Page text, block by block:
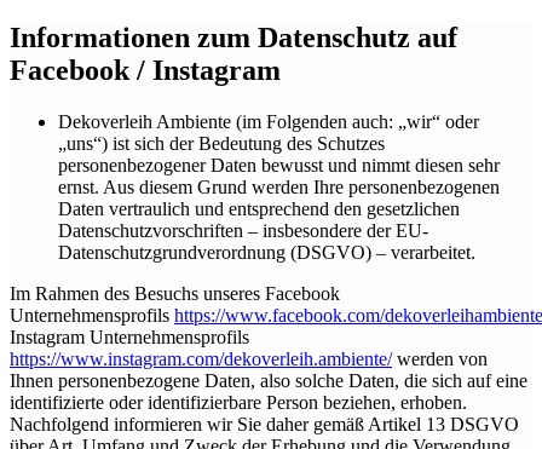
Informationen zum Datenschutz auf
Facebook / Instagram
Dekoverleih Ambiente (im Folgenden auch: „wir“ oder
„uns“) ist sich der Bedeutung des Schutzes
personenbezogener Daten bewusst und nimmt diesen sehr
ernst. Aus diesem Grund werden Ihre personenbezogenen
Daten vertraulich und entsprechend den gesetzlichen
Datenschutzvorschriften – insbesondere der EU-
Datenschutzgrundverordnung (DSGVO) – verarbeitet.
Im Rahmen des Besuchs unseres Facebook
Unternehmensprofils https://www.facebook.com/
Instagram Unternehmensprofils
https://www.instagram.com/dekoverleih.ambiente/werden von
Ihnen personenbezogene Daten, also solche Daten, die sich auf eine
identifizierte oder identifizierbare Person beziehen, erhoben.
Nachfolgend informieren wir Sie daher gemäß Artikel 13 DSGVO